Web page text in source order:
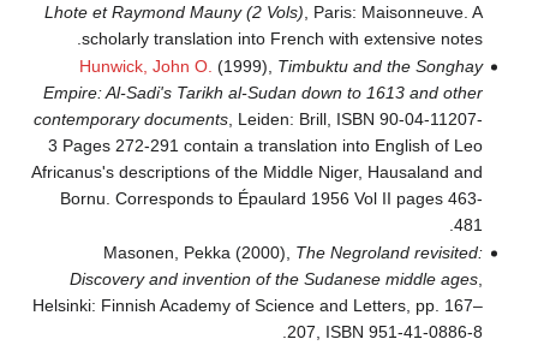
Lhote et Raymond Mauny (2 Vols) , Paris: Maisonneuve. A
scholarly translation into French with extensive notes.
Hunwick, John O. (1999), Timbuktu and the Songhay
Empire: Al-Sadi's Tarikh al-Sudan down to 1613 and other
contemporary documents, Leiden: Brill, ISBN 90-04-11207-
3 Pages 272-291 contain a translation into English of Leo
Africanus's descriptions of the Middle Niger, Hausaland and
Bornu. Corresponds to Épaulard 1956 Vol II pages 463-
481.
Masonen, Pekka (2000), The Negroland revisited:
Discovery and invention of the Sudanese middle ages,
Helsinki: Finnish Academy of Science and Letters, pp. 167–
207, ISBN 951-41-0886-8
.